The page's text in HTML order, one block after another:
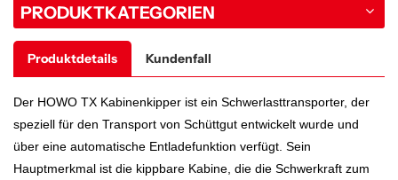
PRODUKTKATEGORIEN
Produktdetails Kundenfall
Der HOWO TX Kabinenkipper ist ein Schwerlasttransporter, der
speziell für den Transport von Schüttgut entwickelt wurde und
über eine automatische Entladefunktion verfügt. Sein
Hauptmerkmal ist die kippbare Kabine, die die Schwerkraft zum